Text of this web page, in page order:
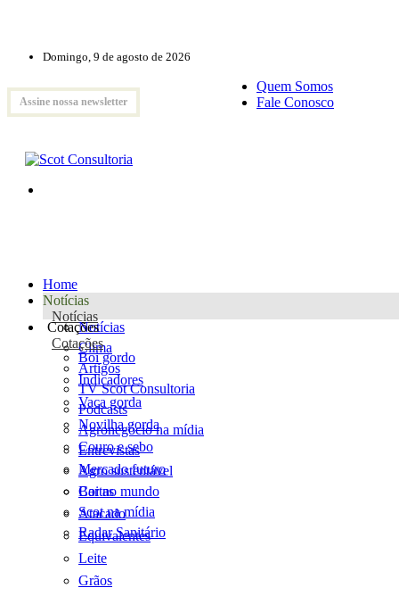
Domingo, 9 de agosto de 2026
Assine nossa newsletter
Quem Somos
Fale Conosco
Home
Notícias
Notícias
Notícias
Clima
Artigos
TV Scot Consultoria
Podcasts
Agronegócio na mídia
Entrevistas
Agro sustentável
Cartas
Scot na mídia
Radar Sanitário
Cotações
Cotações
Boi gordo
Indicadores
Vaca gorda
Novilha gorda
Couro e sebo
Mercado futuro
Boi no mundo
Atacado
Equivalentes
Leite
Grãos